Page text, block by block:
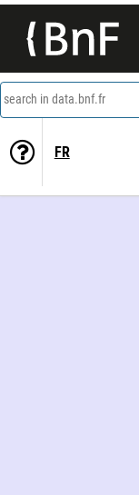
search in data.bnf.fr
FR